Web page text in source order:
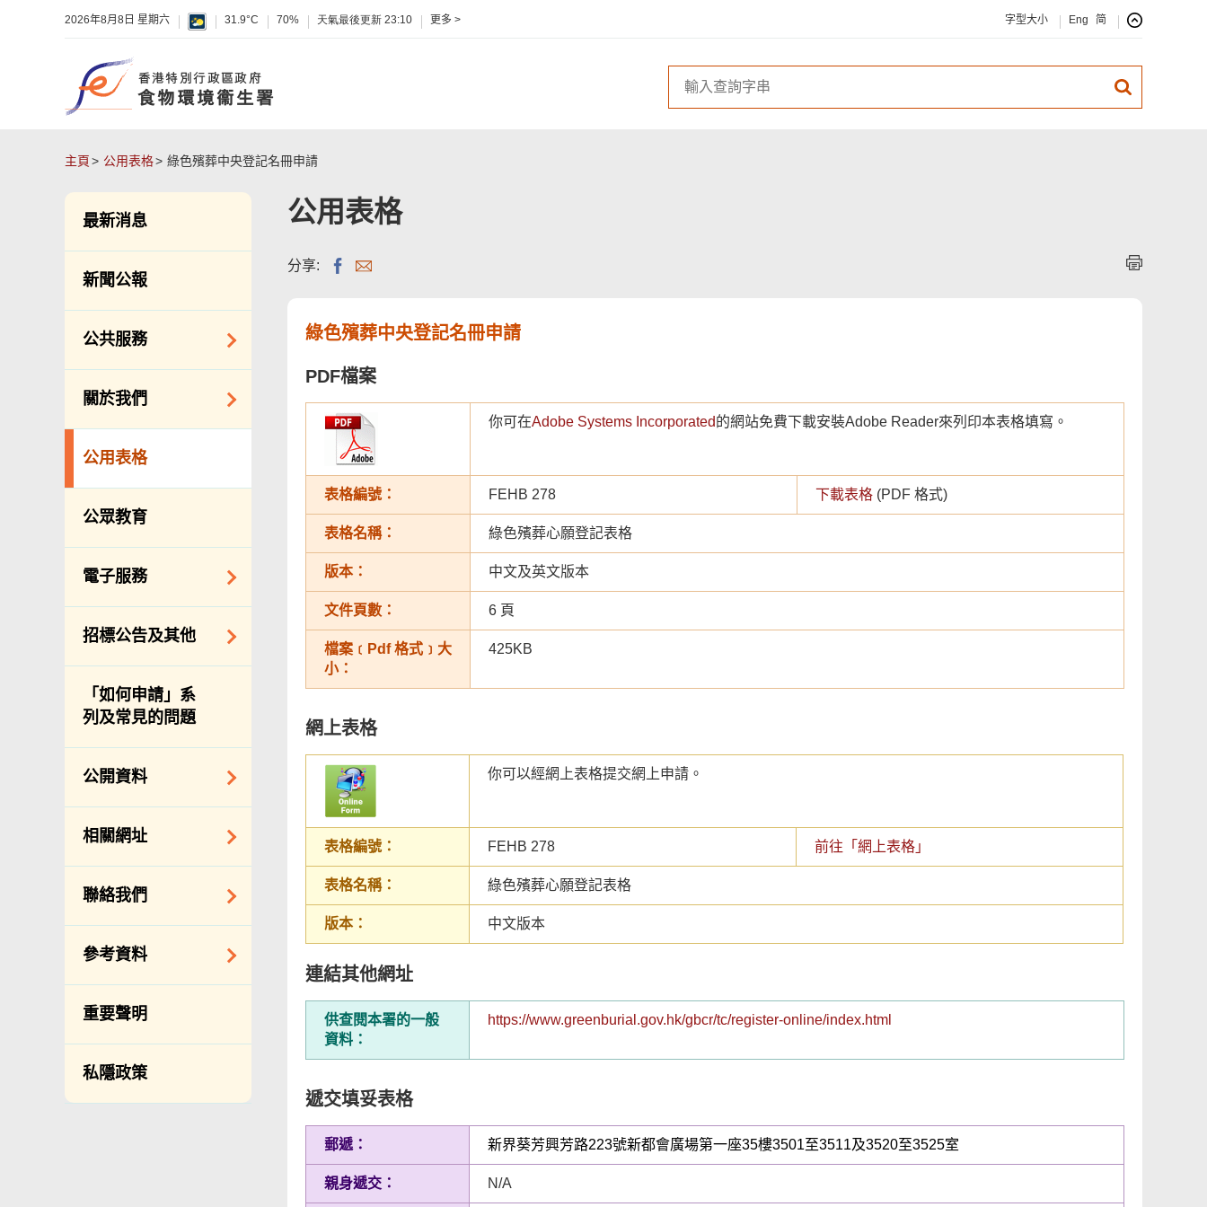
2026年8月8日 星期六 31.9°C 70% 天氣最後更新 23:10 更多 > 字型大小 Eng 简
主頁 公用表格 綠色殯葬中央登記名冊申請
最新消息
新聞公報
公共服務
潔淨服務
公眾街市
墳場及火葬場
食物安全
私營骨灰龕
公共設施
關於我們
組織結構
服務承諾
公用表格
公眾教育
電子服務
網上付款
招標公告及其他
招標通告索引
主要採購服務預覽
申請納入食物環境
衞生署通知名單
的標準僱傭合約
「如何申請」系
列及常見的問題
公開資料
公開資料守則
備存紀錄一覽表
相關網址
相關政府機構
聯絡我們
查詢、建議、要求
和投訴
分區環境衞生辦事
處地址及電話
滲水投訴調查聯合
辦事處 辦公時間、
參考資料
年度整合開放數據
計劃（包含空間數
據計劃）
立法會事務
促進種族平等
重要聲明
私隱政策
公用表格
分享:
綠色殯葬中央登記名冊申請
PDF檔案
你可在Adobe Systems Incorporated的網站免費下載安裝Adobe Reader來列印本表格填寫。
表格編號： FEHB 278 下載表格 (PDF 格式)
表格名稱： 綠色殯葬心願登記表格
版本： 中文及英文版本
文件頁數： 6 頁
檔案﹝Pdf 格式﹞大
小：
425KB
網上表格
你可以經網上表格提交網上申請。
表格編號： FEHB 278 前往「網上表格」
表格名稱： 綠色殯葬心願登記表格
版本： 中文版本
連結其他網址
供查閱本署的一般
資料：
https://www.greenburial.gov.hk/gbcr/tc/register-online/index.html
遞交填妥表格
郵遞： 新界葵芳興芳路223號新都會廣場第一座35樓3501至3511及3520至3525室
親身遞交： N/A